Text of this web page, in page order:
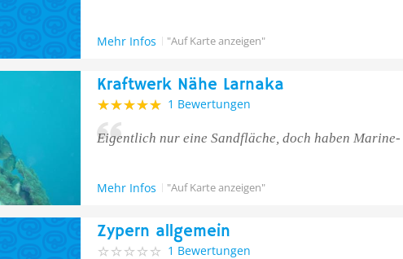
Mehr Infos "Auf Karte anzeigen"
Kraftwerk Nähe Larnaka
1 Bewertungen
Eigentlich nur eine Sandfläche, doch haben Marine-
Mehr Infos "Auf Karte anzeigen"
Zypern allgemein
1 Bewertungen